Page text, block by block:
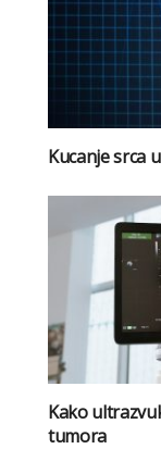
Kucanje srca
Kako
tumora